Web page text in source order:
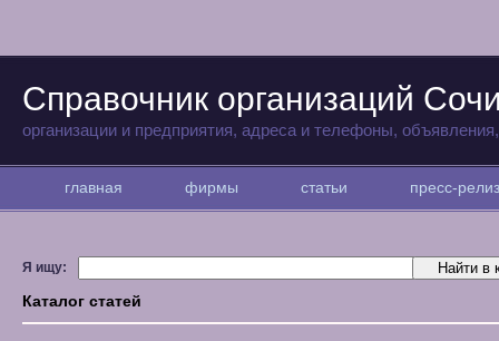
Справочник организаций
организации и предприятия, адреса и телефоны,
главная фирмы статьи пресс-
Я ищу:
Каталог статей